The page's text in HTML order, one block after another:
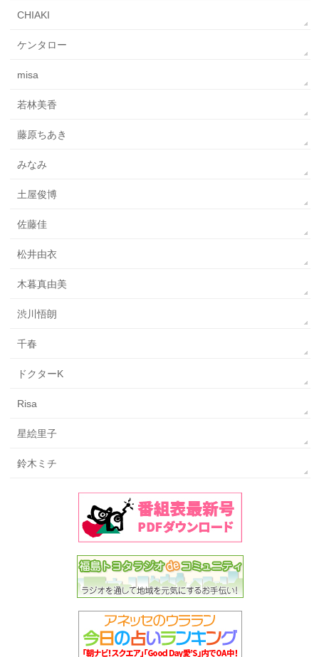
CHIAKI
ケンタロー
misa
若林美香
藤原ちあき
みなみ
土屋俊博
佐藤佳
松井由衣
木暮真由美
渋川悟朗
千春
ドクターK
Risa
星絵里子
鈴木ミチ